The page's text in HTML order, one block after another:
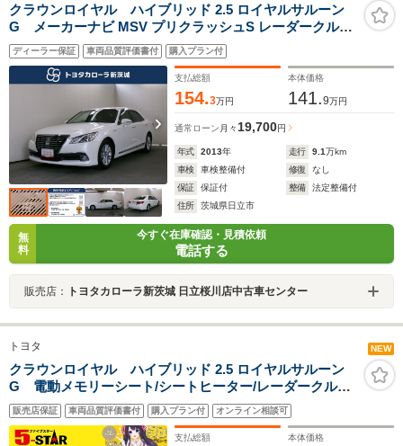
クラウンロイヤル ハイブリッド 2.5 ロイヤルサルーン
G メーカーナビ MSV プリクラッシュS レーダークルコ
ン アダプティブハイビーム バックカメラ インテリジェン
トクリソナ メモリーPWシート ドラレコ 禁煙車
ディーラー保証 車両品質評価書付 購入プラン付
支払総額
154.3万円
本体価格
141.9万円
通常ローン 月々 19,700円
年式 2013年 走行 9.1万km
車検
車検整備付 修復
なし
保証
保証付 整備
法定整備付
住所
茨城県日立市
無
料
今すぐ在庫確認・見積依頼
電話する
販売店： トヨタカローラ新茨城 日立桜川店中古車センター
トヨタ NEW
クラウンロイヤル ハイブリッド 2.5 ロイヤルサルーン
G 電動メモリーシート/シートヒーター/レーダークルコ
ン/クリアランスソナー/オートマチックハイビーム/ステア
リングヒーター/ヘッドライトウォッシャー/パノラミック
ビューモニター/純正ナビ/純正AW
販売店保証 車両品質評価書付 購入プラン付 オンライン相談可
支払総額 本体価格